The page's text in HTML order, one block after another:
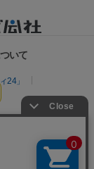
いて
24」